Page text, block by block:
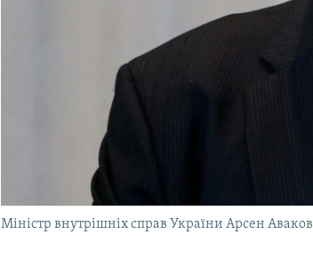
Міністр внутрішніх справ України Арсен Аваков